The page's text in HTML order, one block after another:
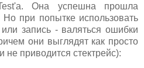
Она успешна прошла
Но при попытке использовать
запись - валяться ошибки
они выглядят как просто
приводится стектрейс):